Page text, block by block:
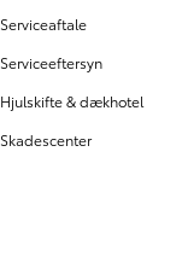
Serviceaftale
Serviceeftersyn
Hjulskifte & dækhotel
Skadescenter